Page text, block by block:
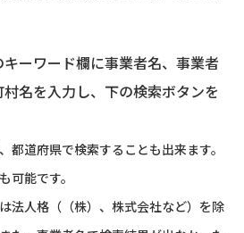
ーワード欄に事業者名、事業者
名を入力し、下の検索ボタンを
都道府県で検索することも出来ます。
可能です。
法人格（（株）、株式会社など）を除